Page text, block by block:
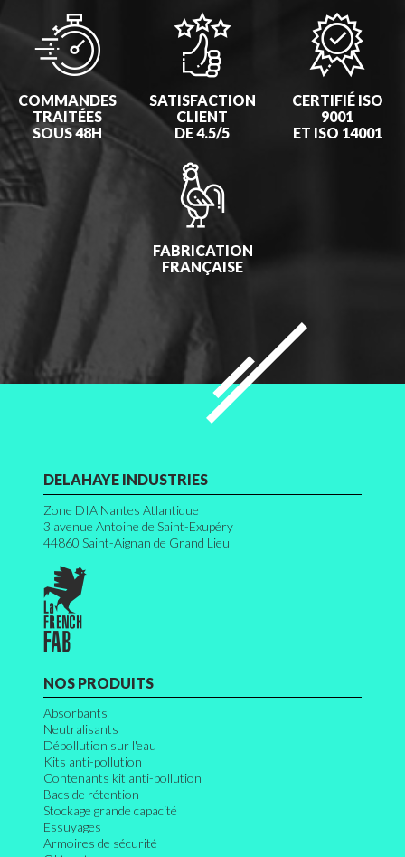
COMMANDES
TRAITÉES
SOUS 48H
SATISFACTION
CLIENT
DE 4.5/5
CERTIFIÉ ISO
9001
ET ISO 14001
FABRICATION
FRANÇAISE
DELAHAYE INDUSTRIES
Zone DIA Nantes Atlantique
3 avenue Antoine de Saint-Exupéry
44860 Saint-Aignan de Grand Lieu
NOS PRODUITS
Absorbants
Neutralisants
Dépollution sur l'eau
Kits anti-pollution
Contenants kit anti-pollution
Bacs de rétention
Stockage grande capacité
Essuyages
Armoires de sécurité